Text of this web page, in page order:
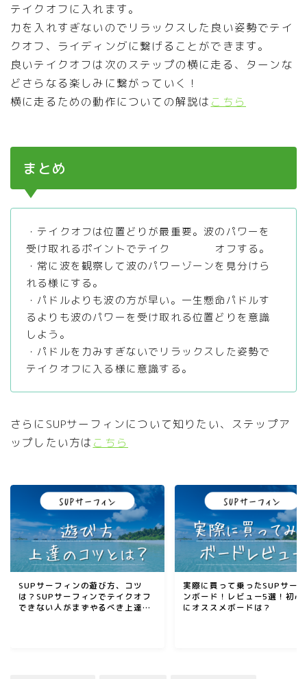
テイクオフに入れます。
力を入れすぎないのでリラックスした良い姿勢でテイ
クオフ、ライディングに繋げることができます。
良いテイクオフは次のステップの横に走る、ターンな
どさらなる楽しみに繋がっていく！
横に走るための動作についての解説は こちら
まとめ
・テイクオフは位置どりが最重要。波のパワーを
受け取れるポイントでテイク オフする。
・常に波を観察して波のパワーゾーンを見分けら
れる様にする。
・パドルよりも波の方が早い。一生懸命パドルす
るよりも波のパワーを受け取れる位置どりを意識
しよう。
・パドルを力みすぎないでリラックスした姿勢で
テイクオフに入る様に意識する。
さらにSUPサーフィンについて知りたい、ステップア
ップしたい方は こちら
SUPサーフィンの遊び方、コツ
は？SUPサーフィンでテイクオフ
できない人がまずやるべき上達方
実際に買って乗ったSUPサー
ンボード！レビュー5選！初心
にオススメボードは？